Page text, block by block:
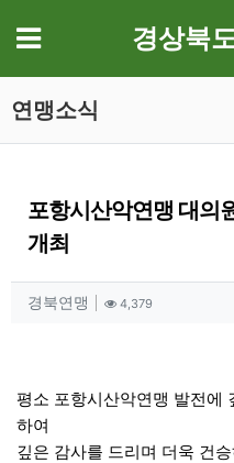
메뉴 경상북
연맹소식
포항시산악연맹 대의
개최
작성자 정보
경북연맹 작성4,379조회
본문
평소 포항시산악연맹 발전에
하여
깊은 감사를 드리며 더욱 건